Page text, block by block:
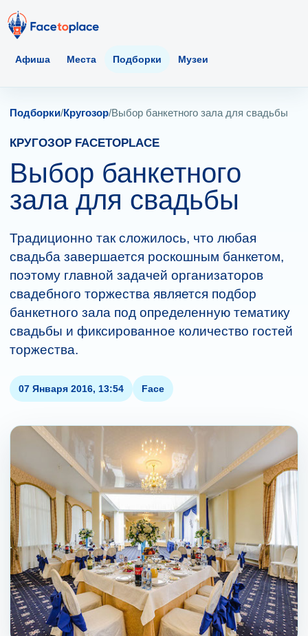
Афиша Места Подборки Музеи
Подборки/Кругозор/Выбор банкетного зала для свадьбы
КРУГОЗОР FACETOPLACE
Выбор банкетного
зала для свадьбы
Традиционно так сложилось, что любая
свадьба завершается роскошным банкетом,
поэтому главной задачей организаторов
свадебного торжества является подбор
банкетного зала под определенную тематику
свадьбы и фиксированное количество гостей
торжества.
07 Января 2016, 13:54 Face